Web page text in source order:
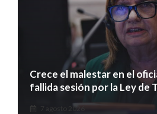
Crece el malestar en el
fallida sesión por la Ley de
7 agosto 2026